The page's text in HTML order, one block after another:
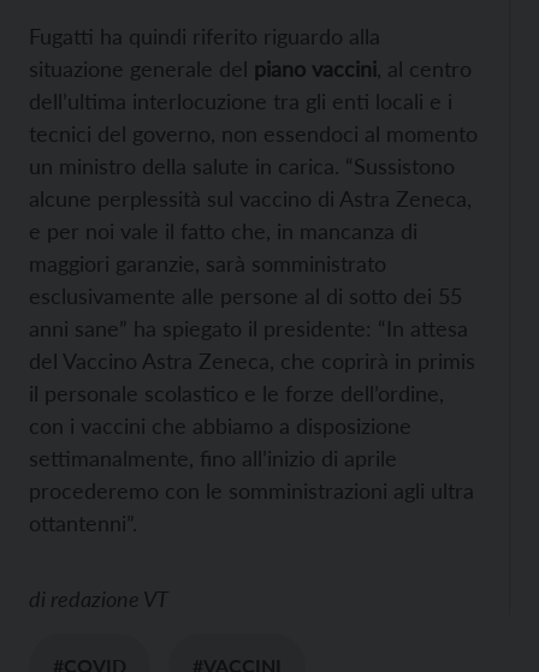
Fugatti ha quindi riferito riguardo alla
situazione generale del piano vaccini , al centro
dell’ultima interlocuzione tra gli enti locali e i
tecnici del governo, non essendoci al momento
un ministro della salute in carica. “Sussistono
alcune perplessità sul vaccino di Astra Zeneca,
e per noi vale il fatto che, in mancanza di
maggiori garanzie, sarà somministrato
esclusivamente alle persone al di sotto dei 55
anni sane” ha spiegato il presidente: “In attesa
del Vaccino Astra Zeneca, che coprirà in primis
il personale scolastico e le forze dell’ordine,
con i vaccini che abbiamo a disposizione
settimanalmente, fino all’inizio di aprile
procederemo con le somministrazioni agli ultra
ottantenni”.
di redazione VT
#COVID #VACCINI